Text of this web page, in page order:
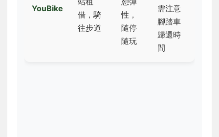
YouBike
借，騎
往步道
性，
隨停
隨玩
需注意
腳踏車
歸還時
間